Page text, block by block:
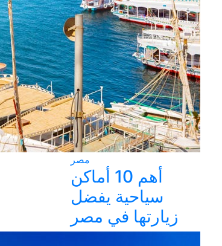
مصر
أهم 10 أماكن
سياحية يفضل
زيارتها في مصر